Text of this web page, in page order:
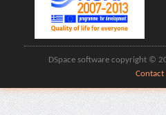
DSpace software copyright ©
Contact